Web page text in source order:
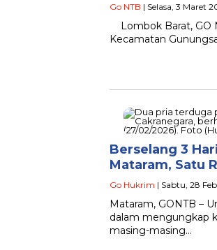
Go NTB | Selasa, 3 Maret
Lombok Barat, GO
Kecamatan
Berselang 3
Mataram, Satu
Go Hukrim | Sabtu, 28
Mataram, GONTB –
dalam mengungkap
masing-masing…